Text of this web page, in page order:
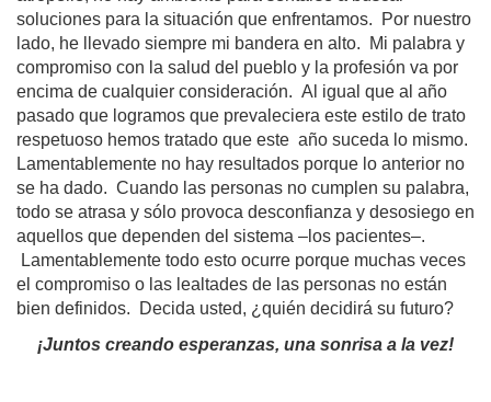
soluciones para la situación que enfrentamos. Por nuestro
lado, he llevado siempre mi bandera en alto. Mi palabra y
compromiso con la salud del pueblo y la profesión va por
encima de cualquier consideración. Al igual que al año
pasado que logramos que prevaleciera este estilo de trato
respetuoso hemos tratado que este año suceda lo mismo.
Lamentablemente no hay resultados porque lo anterior no
se ha dado. Cuando las personas no cumplen su palabra,
todo se atrasa y sólo provoca desconfianza y desosiego en
aquellos que dependen del sistema –los pacientes‒.
Lamentablemente todo esto ocurre porque muchas veces
el compromiso o las lealtades de las personas no están
bien definidos. Decida usted, ¿quién decidirá su futuro?
¡Juntos creando esperanzas, una sonrisa a la vez!